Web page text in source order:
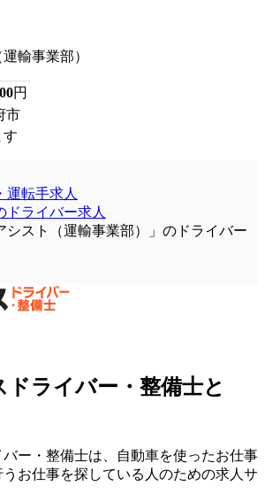
輸事業部）
円
市
す
運転手求人
ドライバー求人
シスト（運輸事業部）」のドライバー
ライバー・整備士と
ー・整備士は、自動車を使ったお仕事
お仕事を探している人のための求人サ